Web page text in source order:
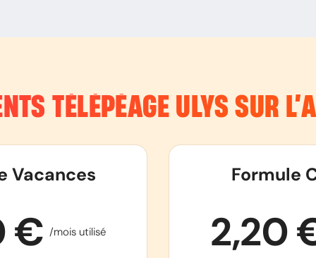
TÉLÉPÉAGE ULYS SUR
Vacances
€ /mois utilisé
Formule
2,20